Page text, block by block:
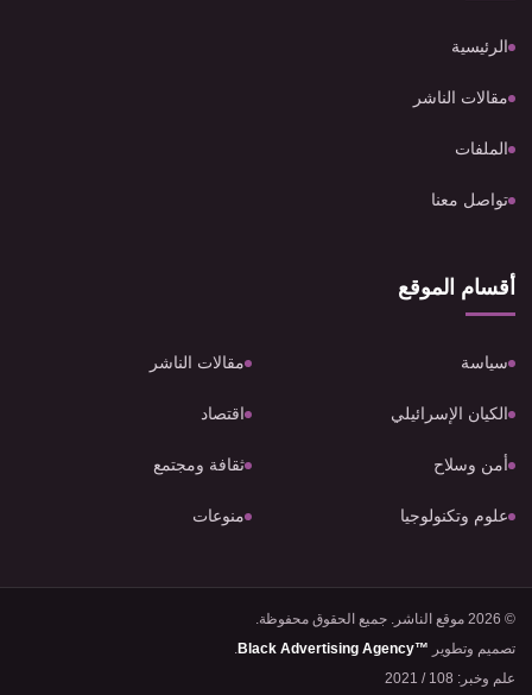
الرئيسية
مقالات الناشر
الملفات
تواصل معنا
أقسام الموقع
سياسة مقالات الناشر
الكيان الإسرائيلي اقتصاد
أمن وسلاح ثقافة ومجتمع
علوم وتكنولوجيا منوعات
© 2026 موقع الناشر. جميع الحقوق محفوظة.
تصميم وتطوير Black Advertising Agency™
علم وخبر: 108 / 2021